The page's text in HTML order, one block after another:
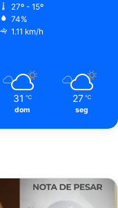
27º - 15º
74%
1.11 km/h
31 ℃
dom
27 ℃
seg